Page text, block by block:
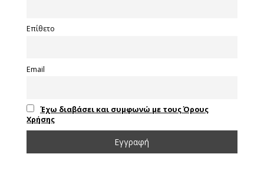
Επίθετο
Email
Έχω διαβάσει και συμφωνώ με τους Όρους
Χρήσης